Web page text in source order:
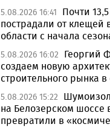
5.08.2026 16:41
Почти
пострадали от клещей
области с начала
5.08.2026 16:02
Георгий
создаем новую
строительного рынка в
5.08.2026 15:22
на Белозерском шоссе
превратили в